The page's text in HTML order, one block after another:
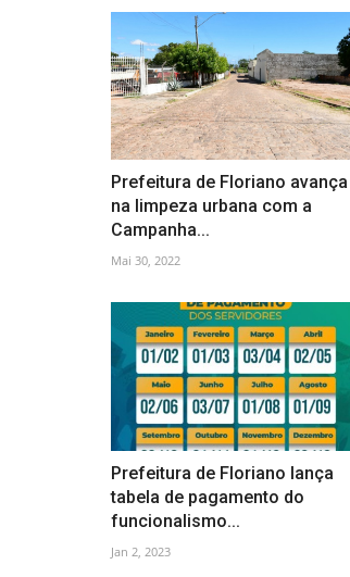
Prefeitura de Floriano avança
na limpeza urbana com a
Campanha...
Mai 30, 2022
Prefeitura de Floriano lança
tabela de pagamento do
funcionalismo...
Jan 2, 2023